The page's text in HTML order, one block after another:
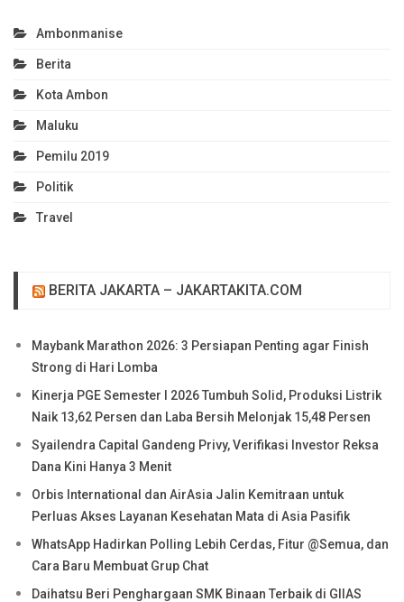
Ambonmanise
Berita
Kota Ambon
Maluku
Pemilu 2019
Politik
Travel
BERITA JAKARTA – JAKARTAKITA.COM
Maybank Marathon 2026: 3 Persiapan Penting agar Finish
Strong di Hari Lomba
Kinerja PGE Semester I 2026 Tumbuh Solid, Produksi Listrik
Naik 13,62 Persen dan Laba Bersih Melonjak 15,48 Persen
Syailendra Capital Gandeng Privy, Verifikasi Investor Reksa
Dana Kini Hanya 3 Menit
Orbis International dan AirAsia Jalin Kemitraan untuk
Perluas Akses Layanan Kesehatan Mata di Asia Pasifik
WhatsApp Hadirkan Polling Lebih Cerdas, Fitur @Semua, dan
Cara Baru Membuat Grup Chat
Daihatsu Beri Penghargaan SMK Binaan Terbaik di GIIAS